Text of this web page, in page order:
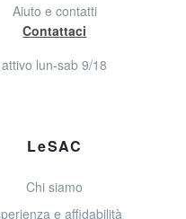
Aiuto e contatti
Contattaci
attivo lun-sab 9/18
LeSAC
Chi siamo
e affidabilità